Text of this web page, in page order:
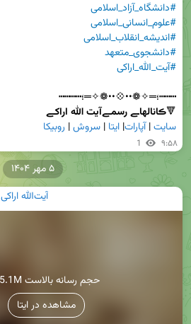
#دانشگاه_آزاد_اسلامی
#علوم_انسانی_اسلامی
#اندیشه_انقلاب_اسلامی
#دانشجوی_متعهد
#آیت_الله_اراکی
🔻ڪانالهاـے رسمـےآیت الله اراکـے
سایت | آپارات| ایتا | سروش | روبیکا
1 ۹:۵۸
MOHSENARAKI.IR آیت‌الله اراکی
15.1M حجم رسانه بالاست
مشاهده در ایتا
۵ مهر ۱۴۰۴